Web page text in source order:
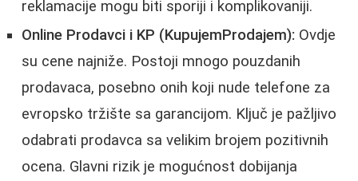
reklamacije mogu biti sporiji i komplikovaniji.
Online Prodavci i KP (KupujemProdajem): Ovdje
su cene najniže. Postoji mnogo pouzdanih
prodavaca, posebno onih koji nude telefone za
evropsko tržište sa garancijom. Ključ je pažljivo
odabrati prodavca sa velikim brojem pozitivnih
ocena. Glavni rizik je mogućnost dobijanja